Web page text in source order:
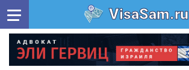
VisaSam.ru